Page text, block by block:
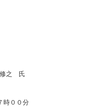
之 氏
時００分